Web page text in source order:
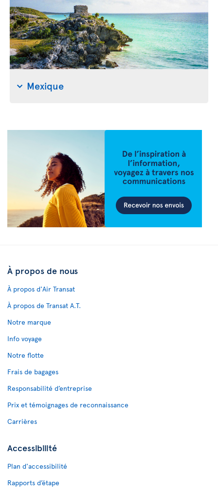
Mexique
À propos de nous
À propos d'Air Transat
À propos de Transat A.T.
Notre marque
Info voyage
Notre flotte
Frais de bagages
Responsabilité d’entreprise
Prix et témoignages de reconnaissance
Carrières
Accessibilité
Plan d'accessibilité
Rapports d’étape